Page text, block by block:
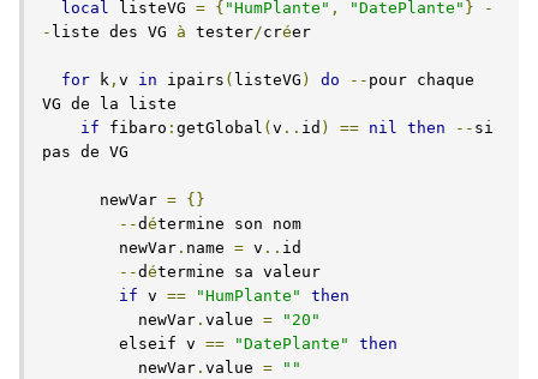
local listeVG = { "HumPlante" , "DatePlante" }
-
- liste des VG à tester/créer
for k , v in ipairs ( listeVG ) do -- pour chaque
VG de la liste
if fibaro : getGlobal ( v .. id ) == nil then -- si
pas de VG
      newVar
= {}
--détermine son nom
        newVar
. name = v .. id
--détermine sa valeur
if v == "HumPlante"
then
          newVar
. value =
"20"
        elseif v
== "DatePlante"
then
          newVar
. value =
""